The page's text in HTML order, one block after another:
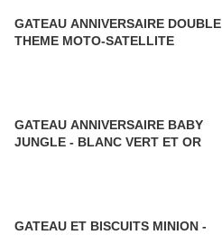
GATEAU ANNIVERSAIRE DOUBLE
THEME MOTO-SATELLITE
GATEAU ANNIVERSAIRE BABY
JUNGLE - BLANC VERT ET OR
GATEAU ET BISCUITS MINION -